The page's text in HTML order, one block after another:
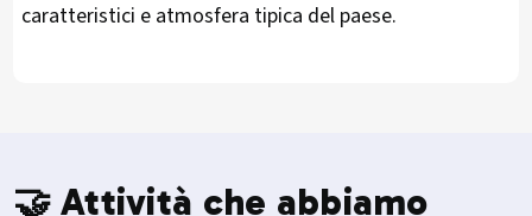
caratteristici e atmosfera tipica del paese.
🤝 Attività che abbiamo